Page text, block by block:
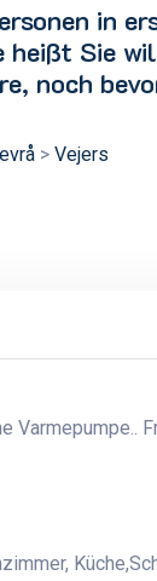
in
heißt Sie
noch
> Vejers
Varmepumpe..